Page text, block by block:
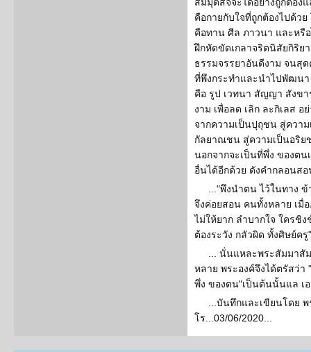
คือกายกับใจที่ถูกต้องไปด้ว
คือทาน ศีล ภาวนา และห
ฝึกหัดขัดเกลาจริตนิสัยกิริย
ธรรมจรรยาอันดีงาม จนสุ
ที่พึงกระทำและนำไปพัฒน
คือ รูป เวทนา สัญญา สังข
งาม เพื่อลด เลิก ละกิเลส อ
จากความเป็นปุถุชน สู่ควา
กัลยาณชน สู่ความเป็นอริย
นอกจากจะเป็นที่พึ่ง ของตน
อื่นได้อีกด้วย ดังคำกลอนสอ
..."พึงนำตน ไว้ในทาง
จึงค่อยสอน คนทั้งหลาย เมื่
ไม่ให้ยาก ลำบากใจ ใครชิง
ต้องระวัง กลัวผิด ทั้งศิษย์ค
... นั่นแหละพระสัมมาสั
หลาย พระองค์จึงได้ตรัสว่
พึ่ง ของตน"เป็นต้นนั้นแล เ
...บันทึกและเขียนโดย
โร...03/06/2020...